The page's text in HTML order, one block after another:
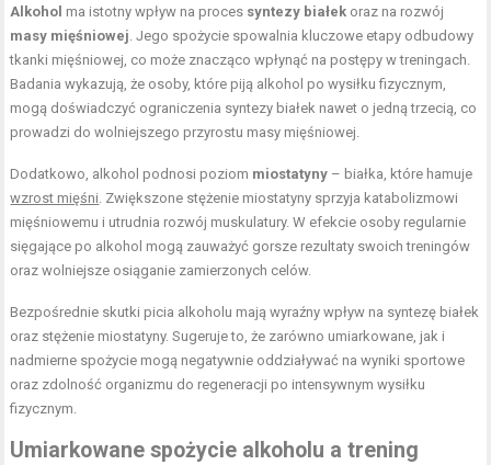
Alkohol ma istotny wpływ na proces syntezy białek oraz na rozwój
masy mięśniowej. Jego spożycie spowalnia kluczowe etapy odbudowy
tkanki mięśniowej, co może znacząco wpłynąć na postępy w treningach.
Badania wykazują, że osoby, które piją alkohol po wysiłku fizycznym,
mogą doświadczyć ograniczenia syntezy białek nawet o jedną trzecią, co
prowadzi do wolniejszego przyrostu masy mięśniowej.
Dodatkowo, alkohol podnosi poziom miostatyny – białka, które hamuje
wzrost mięśni. Zwiększone stężenie miostatyny sprzyja katabolizmowi
mięśniowemu i utrudnia rozwój muskulatury. W efekcie osoby regularnie
sięgające po alkohol mogą zauważyć gorsze rezultaty swoich treningów
oraz wolniejsze osiąganie zamierzonych celów.
Bezpośrednie skutki picia alkoholu mają wyraźny wpływ na syntezę białek
oraz stężenie miostatyny. Sugeruje to, że zarówno umiarkowane, jak i
nadmierne spożycie mogą negatywnie oddziaływać na wyniki sportowe
oraz zdolność organizmu do regeneracji po intensywnym wysiłku
fizycznym.
Umiarkowane spożycie alkoholu a trening